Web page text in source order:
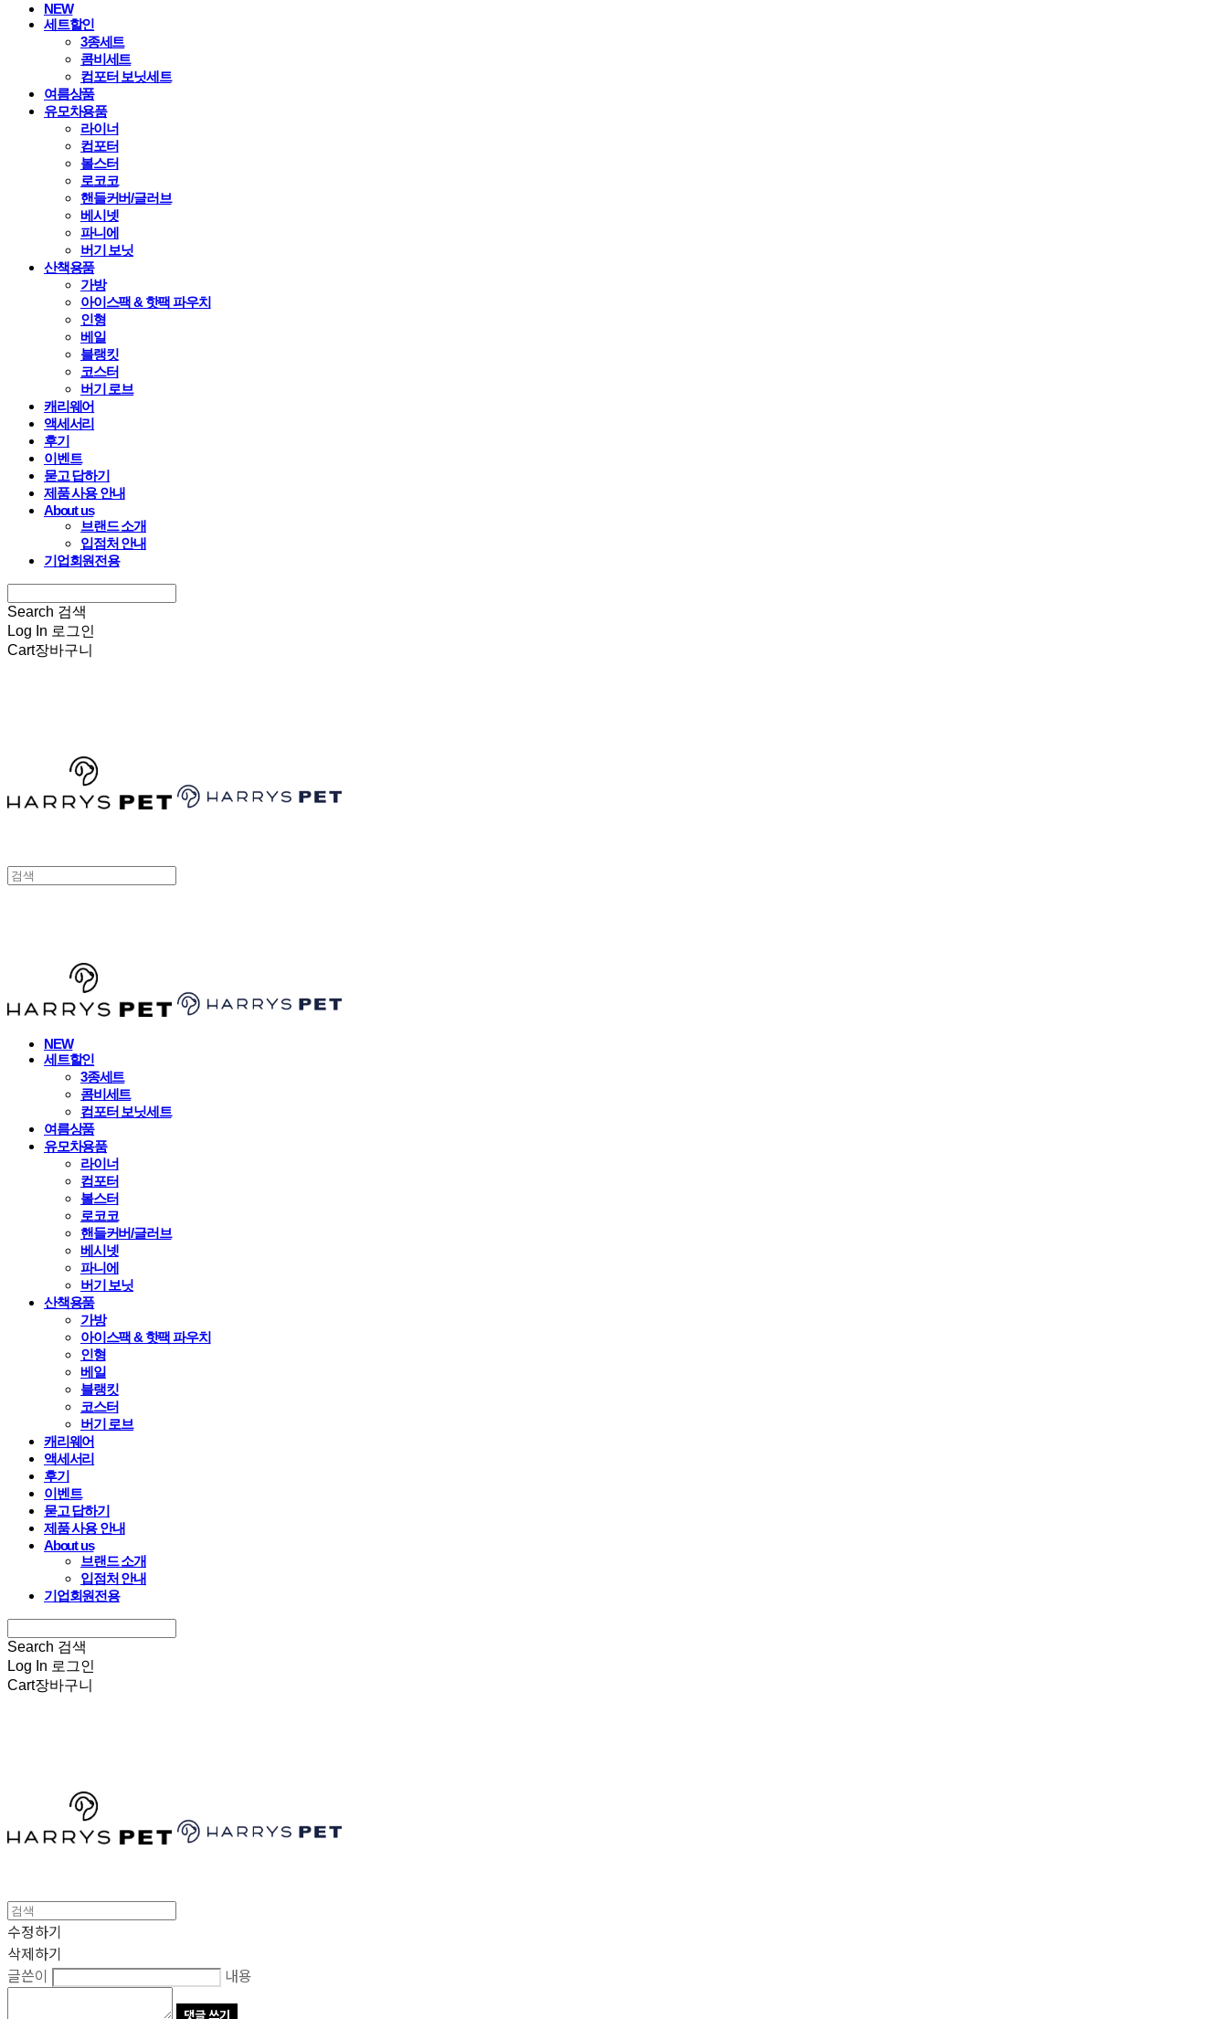
NEW
세트할인
3종세트
콤비세트
컴포터 보닛세트
여름상품
유모차용품
라이너
컴포터
볼스터
로코코
핸들커버/글러브
베시넷
파니에
버기 보닛
산책용품
가방
아이스팩 & 핫팩 파우치
인형
베일
블랭킷
코스터
버기 로브
캐리웨어
액세서리
후기
이벤트
묻고 답하기
제품 사용 안내
About us
브랜드 소개
입점처 안내
기업회원전용
Search 검색
Log In 로그인
Cart장바구니
NEW
세트할인
3종세트
콤비세트
컴포터 보닛세트
여름상품
유모차용품
라이너
컴포터
볼스터
로코코
핸들커버/글러브
베시넷
파니에
버기 보닛
산책용품
가방
아이스팩 & 핫팩 파우치
인형
베일
블랭킷
코스터
버기 로브
캐리웨어
액세서리
후기
이벤트
묻고 답하기
제품 사용 안내
About us
브랜드 소개
입점처 안내
기업회원전용
Search 검색
Log In 로그인
Cart장바구니
수정하기
삭제하기
글쓴이
내용
댓글 쓰기